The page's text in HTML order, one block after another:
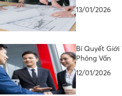
13/01/2026
Bí Quyết Giới
Phỏng Vấn
12/01/2026